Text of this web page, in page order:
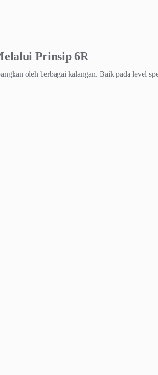
Prinsip 6R
oleh berbagai kalangan. Baik pada level